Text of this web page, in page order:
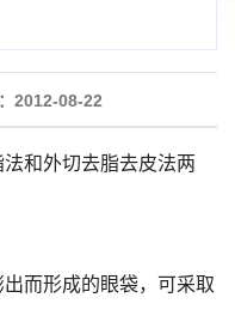
2012-08-22
和外切去脂去皮法两
而形成的眼袋，可采取